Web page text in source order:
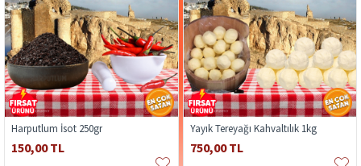
Harputlum İsot 250gr
150,00 TL
Yayık Tereyağı Kahvaltılık 1kg
750,00 TL